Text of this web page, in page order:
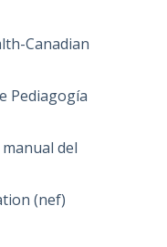
Canadian
Pediagogía
del
(nef)